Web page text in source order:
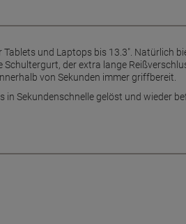
und Laptops bis 13.3". Natürlich
der extra lange
von Sekunden immer griffbereit.
Sekundenschnelle gelöst und wieder